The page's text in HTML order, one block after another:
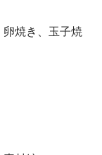
焼き、玉子焼